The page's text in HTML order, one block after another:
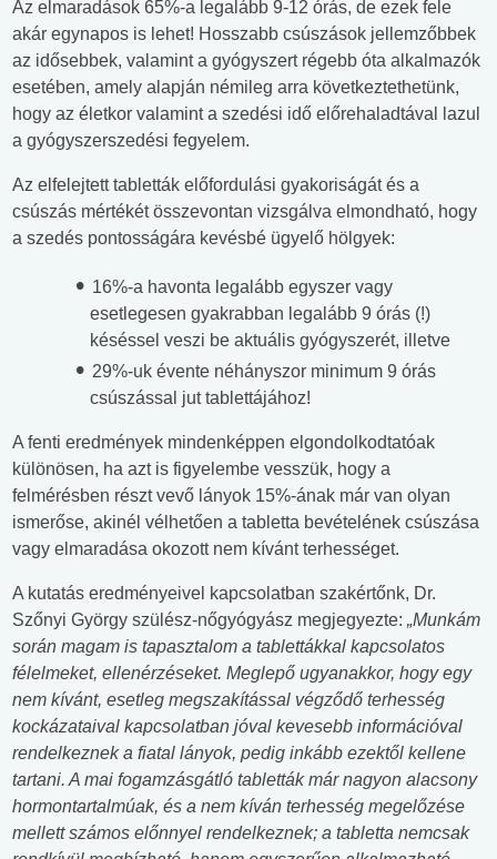
Az elmaradások 65%-a legalább 9-12 órás, de ezek fele
akár egynapos is lehet! Hosszabb csúszások jellemzőbbek
az idősebbek, valamint a gyógyszert régebb óta alkalmazók
esetében, amely alapján némileg arra következtethetünk,
hogy az életkor valamint a szedési idő előrehaladtával lazul
a gyógyszerszedési fegyelem.
Az elfelejtett tabletták előfordulási gyakoriságát és a
csúszás mértékét összevontan vizsgálva elmondható, hogy
a szedés pontosságára kevésbé ügyelő hölgyek:
16%-a havonta legalább egyszer vagy
esetlegesen gyakrabban legalább 9 órás (!)
késéssel veszi be aktuális gyógyszerét, illetve
29%-uk évente néhányszor minimum 9 órás
csúszással jut tablettájához!
A fenti eredmények mindenképpen elgondolkodtatóak
különösen, ha azt is figyelembe vesszük, hogy a
felmérésben részt vevő lányok 15%-ának már van olyan
ismerőse, akinél vélhetően a tabletta bevételének csúszása
vagy elmaradása okozott nem kívánt terhességet.
A kutatás eredményeivel kapcsolatban szakértőnk, Dr.
Szőnyi György szülész-nőgyógyász megjegyezte: „Munkám
során magam is tapasztalom a tablettákkal kapcsolatos
félelmeket, ellenérzéseket. Meglepő ugyanakkor, hogy egy
nem kívánt, esetleg megszakítással végződő terhesség
kockázataival kapcsolatban jóval kevesebb információval
rendelkeznek a fiatal lányok, pedig inkább ezektől kellene
tartani. A mai fogamzásgátló tabletták már nagyon alacsony
hormontartalmúak, és a nem kíván terhesség megelőzése
mellett számos előnnyel rendelkeznek; a tabletta nemcsak